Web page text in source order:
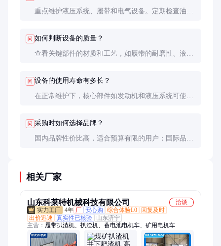
重点维护液压系统、履带和电气设备。定期检查油
问 如何判断设备的质量？
查看关键部件的材质和工艺，如履带的耐磨性、液压
问 设备的使用寿命有多长？
在正常维护下，核心部件如发动机和液压系统可使用
问 采购时如何选择品牌？
国内品牌性价比高，适合预算有限的用户；国际品牌
相关厂家
山东科莱特机械科技有限公司
洽谈
4年 厂 安心购 综合体验L0
回复及时
出价迅速
真实性已核验
山东济宁
主营： 履带扒渣机、扒渣机、蓄电池电机车、矿用电机车